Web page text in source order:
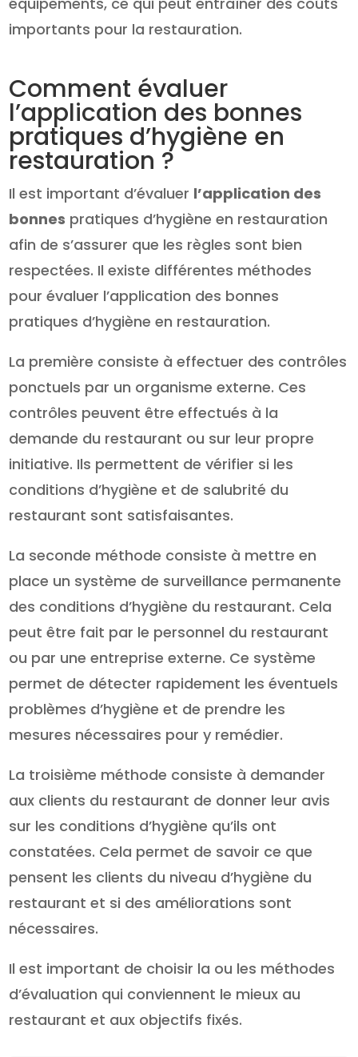
importants pour la restauration.
Comment évaluer
l’application des bonnes
pratiques d’hygiène en
restauration ?
Il est important d’évaluer l’application des
bonnes pratiques d’hygiène en restauration
afin de s’assurer que les règles sont bien
respectées. Il existe différentes méthodes
pour évaluer l’application des bonnes
pratiques d’hygiène en restauration.
La première consiste à effectuer des contrôles
ponctuels par un organisme externe. Ces
contrôles peuvent être effectués à la
demande du restaurant ou sur leur propre
initiative. Ils permettent de vérifier si les
conditions d’hygiène et de salubrité du
restaurant sont satisfaisantes.
La seconde méthode consiste à mettre en
place un système de surveillance permanente
des conditions d’hygiène du restaurant. Cela
peut être fait par le personnel du restaurant
ou par une entreprise externe. Ce système
permet de détecter rapidement les éventuels
problèmes d’hygiène et de prendre les
mesures nécessaires pour y remédier.
La troisième méthode consiste à demander
aux clients du restaurant de donner leur avis
sur les conditions d’hygiène qu’ils ont
constatées. Cela permet de savoir ce que
pensent les clients du niveau d’hygiène du
restaurant et si des améliorations sont
nécessaires.
Il est important de choisir la ou les méthodes
d’évaluation qui conviennent le mieux au
restaurant et aux objectifs fixés.